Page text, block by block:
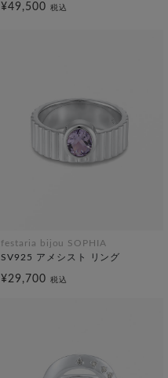
¥49,500 税込
festaria bijou SOPHIA
SV925 アメシスト リング
¥29,700 税込